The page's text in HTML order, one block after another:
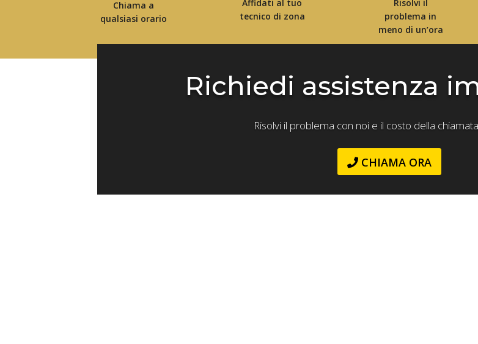
Chiama a
qualsiasi orario
Affidati al tuo
tecnico di zona
Risolvi il
problema in
meno di un’ora
Richiedi assistenza
Risolvi il problema con noi e il costo della
CHIAMA ORA